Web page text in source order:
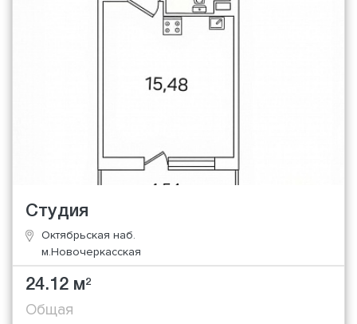
Студия
Октябрьская наб.
м.Новочеркасская
24.12 м2
Общая